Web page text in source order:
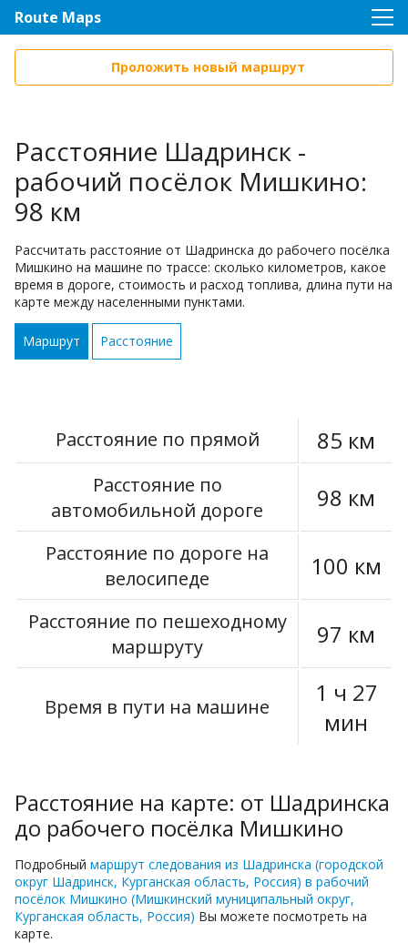
Route Maps
Проложить новый маршрут
Расстояние Шадринск -
рабочий посёлок Мишкино:
98 км
Рассчитать расстояние от Шадринска до рабочего посёлка
Мишкино на машине по трассе: сколько километров, какое
время в дороге, стоимость и расход топлива, длина пути на
карте между населенными пунктами.
Маршрут Расстояние
Расстояние по прямой 85 км
Расстояние по
автомобильной дороге
98 км
Расстояние по дороге на
велосипеде
100 км
Расстояние по пешеходному
маршруту
97 км
Время в пути на машине
1 ч 27
мин
Расстояние на карте: от Шадринска
до рабочего посёлка Мишкино
Подробный маршрут следования из Шадринска (городской
округ Шадринск, Курганская область, Россия) в рабочий
посёлок Мишкино (Мишкинский муниципальный округ,
Курганская область, Россия) Вы можете посмотреть на
карте.